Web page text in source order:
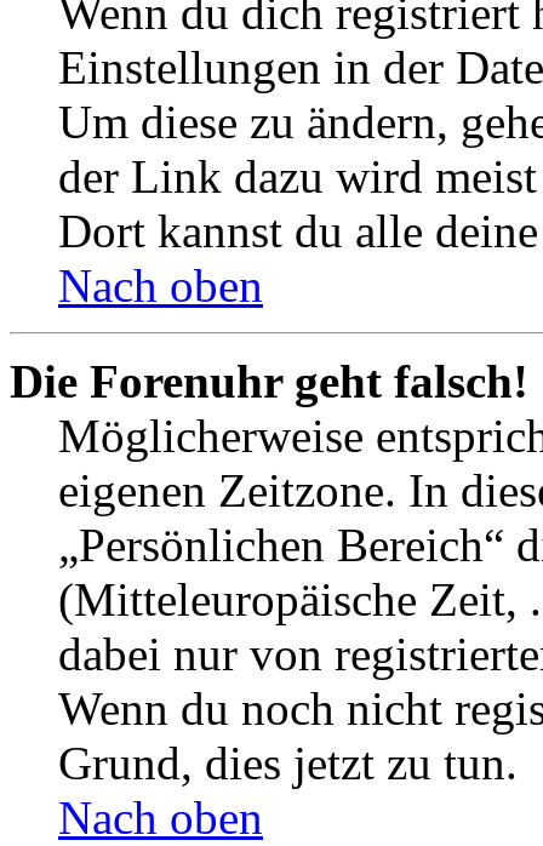
Wenn du dich registriert
Einstellungen in der
Um diese zu ändern,
der Link dazu wird
Dort kannst du alle
Nach oben
Die Forenuhr geht falsch!
Möglicherweise
eigenen Zeitzone. In
„Persönlichen Bereich“
(Mitteleuropäische Zeit,
dabei nur von
Wenn du noch nicht
Grund, dies jetzt zu tun.
Nach oben